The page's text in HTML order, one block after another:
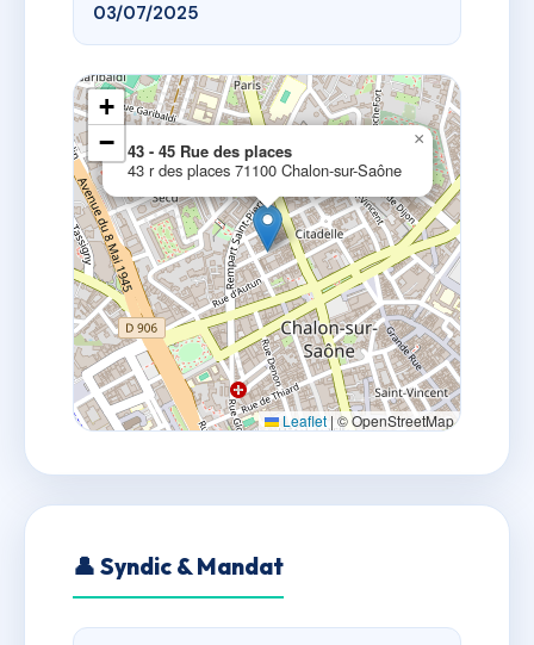
03/07/2025
43 - 45 Rue des places
43 r des places 71100 Chalon-sur-Saône
×
+
−
Leaflet | © OpenStreetMap
👤 Syndic & Mandat